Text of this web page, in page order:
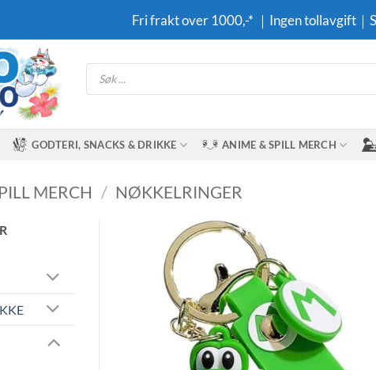
Fri frakt over 1000,-* ｜Ingen tollavgift｜
Products
search
GODTERI, SNACKS & DRIKKE ANIME & SPILL MERCH
MERCH / NØKKELRINGER